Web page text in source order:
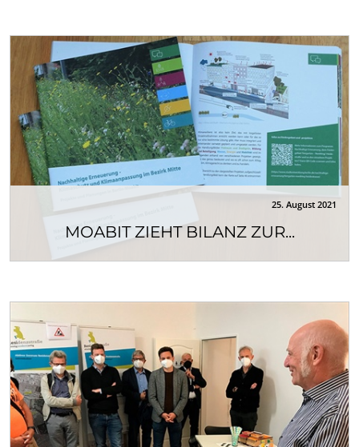
25. August 2021
MOABIT ZIEHT BILANZ ZUR...
Die aktuelle Broschüre „Nachhaltige Erneuerung -